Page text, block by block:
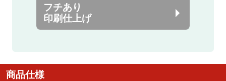
フチあり
印刷仕上げ
商品仕様